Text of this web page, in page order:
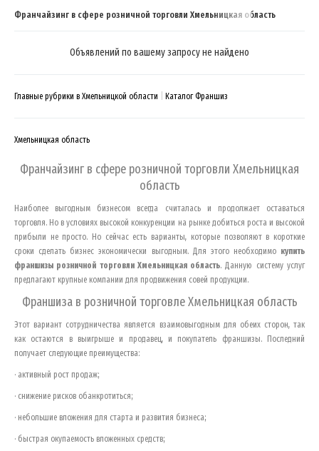
Франчайзинг в сфере розничной торговли Хмельницкая область
Объявлений по вашему запросу не найдено
Главные рубрики в Хмельницкой области Каталог Франшиз
Хмельницкая область
Франчайзинг в сфере розничной торговли Хмельницкая
область
Наиболее выгодным бизнесом всегда считалась и продолжает оставаться
торговля. Но в условиях высокой конкуренции на рынке добиться роста и высокой
прибыли не просто. Но сейчас есть варианты, которые позволяют в короткие
сроки сделать бизнес экономически выгодным. Для этого необходимо купить
франшизы розничной торговли Хмельницкая область. Данную систему услуг
предлагают крупные компании для продвижения совей продукции.
Франшиза в розничной торговлеХмельницкая область
Этот вариант сотрудничества является взаимовыгодным для обеих сторон, так
как остаются в выигрыше и продавец, и покупатель франшизы. Последний
получает следующие преимущества:
· активный рост продаж;
· снижение рисков обанкротиться;
· небольшие вложения для старта и развития бизнеса;
· быстрая окупаемость вложенных средств;